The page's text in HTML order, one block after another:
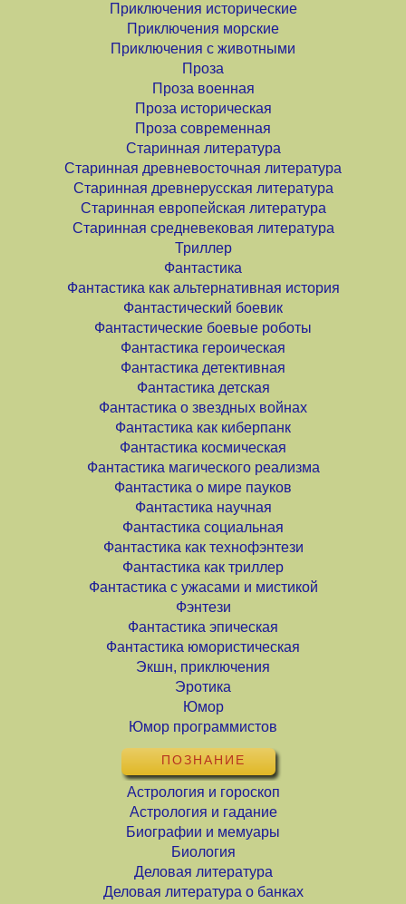
Приключения исторические
Приключения морские
Приключения с животными
Проза
Проза военная
Проза историческая
Проза современная
Старинная литература
Старинная древневосточная литература
Старинная древнерусская литература
Старинная европейская литература
Старинная средневековая литература
Триллер
Фантастика
Фантастика как альтернативная история
Фантастический боевик
Фантастические боевые роботы
Фантастика героическая
Фантастика детективная
Фантастика детская
Фантастика о звездных войнах
Фантастика как киберпанк
Фантастика космическая
Фантастика магического реализма
Фантастика о мире пауков
Фантастика научная
Фантастика социальная
Фантастика как технофэнтези
Фантастика как триллер
Фантастика с ужасами и мистикой
Фэнтези
Фантастика эпическая
Фантастика юмористическая
Экшн, приключения
Эротика
Юмор
Юмор программистов
ПОЗНАНИЕ
Астрология и гороскоп
Астрология и гадание
Биографии и мемуары
Биология
Деловая литература
Деловая литература о банках